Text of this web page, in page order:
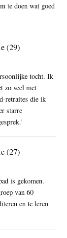
te doen wat goed
(29)
tocht. Ik
zo veel met
retraites die ik
starre
(27)
is gekomen.
van 60
en te leren